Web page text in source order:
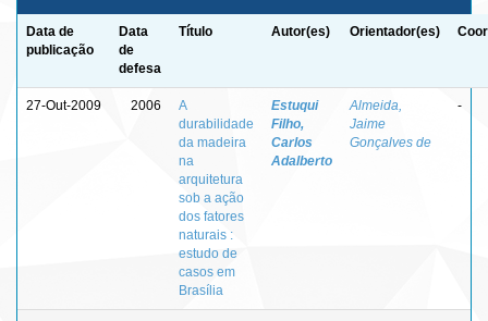
Data de
publicação
Data
de
defesa
Título Autor(es) Orientador(es)
27-Out-2009 2006
A
durabilidade
da madeira
na
arquitetura
sob a ação
dos fatores
naturais :
estudo de
casos em
Brasília
Estuqui
Filho,
Carlos
Adalberto
Almeida,
Jaime
Gonçalves de
-